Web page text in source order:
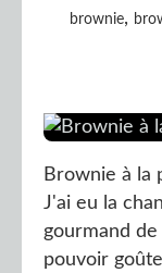
brownie,
Brownie à la
J'ai eu la
gourmand
pouvoir